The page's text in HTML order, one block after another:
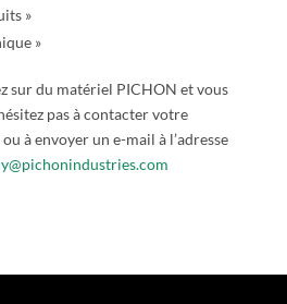
»
»
sur du matériel PICHON et vous
pas à contacter votre
à envoyer un e-mail à l’adresse